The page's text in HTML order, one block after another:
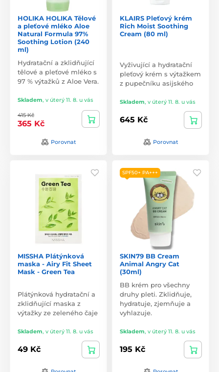
HOLIKA HOLIKA Tělové
a pleťové mléko Aloe
Natural Formula 97%
Soothing Lotion (240
ml)
Hydratační a zklidňující
tělové a pleťové mléko s
97 % výtažků z Aloe Vera.
Skladem, v úterý 11. 8. u vás
415 Kč
365 Kč
Porovnat
KLAIRS Pleťový krém
Rich Moist Soothing
Cream (80 ml)
Vyživující a hydratační
pleťový krém s výtažkem
z pupečníku asijského
Skladem, v úterý 11. 8. u vás
645 Kč
Porovnat
MISSHA Plátýnková
maska - Airy Fit Sheet
Mask - Green Tea
Plátýnková hydratační a
zklidňující maska z
výtažky ze zeleného čaje
Skladem, v úterý 11. 8. u vás
49 Kč
SPF50+ PA+++
SKIN79 BB Cream
Animal Angry Cat
(30ml)
BB krém pro všechny
druhy pleti. Zklidňuje,
hydratuje, zjemňuje a
vyhlazuje.
Skladem, v úterý 11. 8. u vás
195 Kč